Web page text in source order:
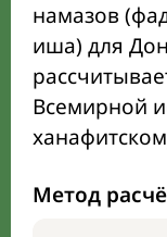
намазов
иша) для
Всемирной
Метод